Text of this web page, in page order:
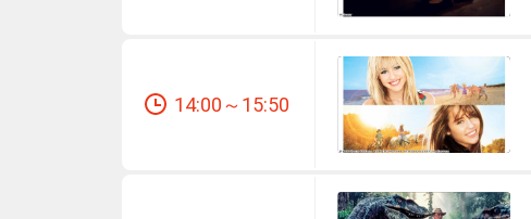
14:00～15:50